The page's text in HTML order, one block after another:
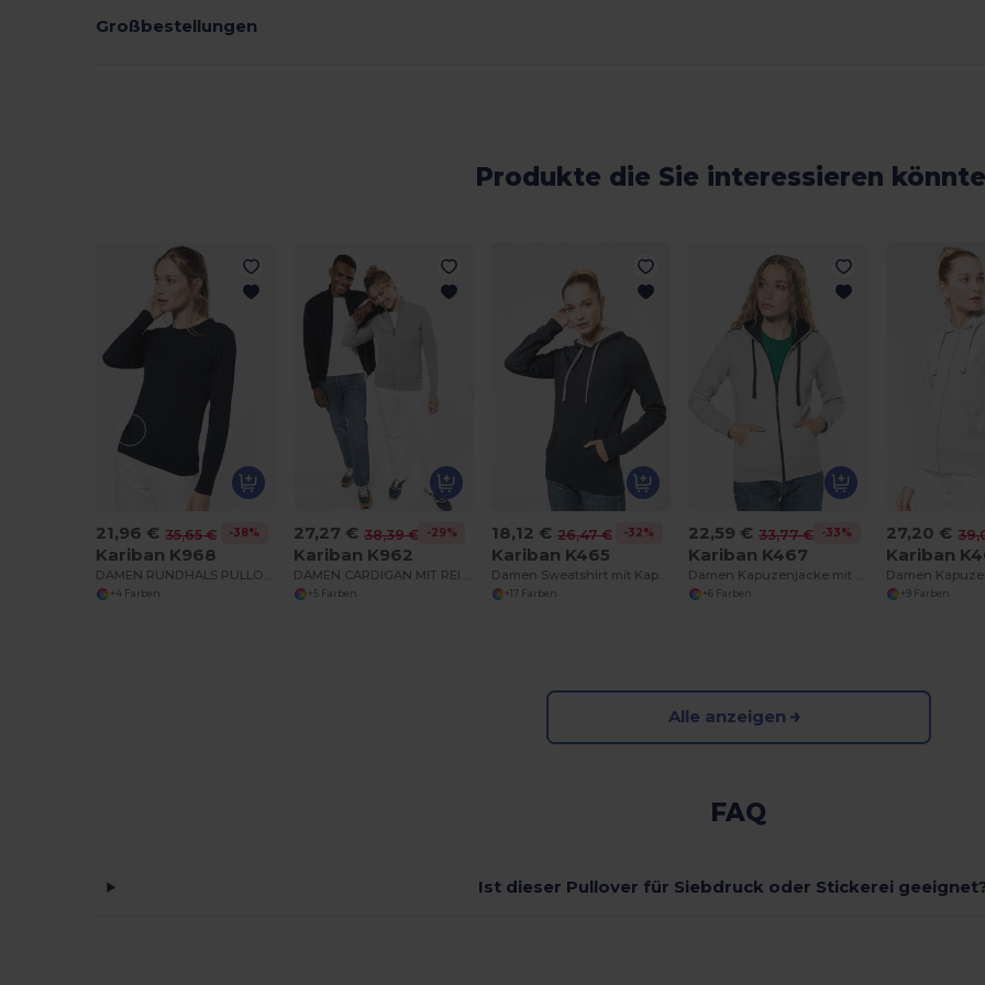
Großbestellungen
Produkte die Sie interessieren
21,96 € 35,65 € -38%
Kariban K968
+4 Farben
27,27 € 38,39 € -29%
Kariban K962
+5 Farben
18,12 € 26,47 € -32%
Kariban K465
Damen Sweatshirt mit Kapuze in Kontrastfarbe
+17 Farben
22,59 € 33,77 € -33%
Kariban K467
+6 Farben
27,20 €
Kariban
+9 Farben
Alle anzeigen
FAQ
Ist dieser Pullover für Siebdruck oder Stickerei